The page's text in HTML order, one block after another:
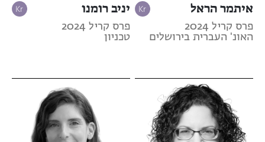
איתמר הראל
פרס קריל 2024
האונ' העברית בירושלים
יניב רומנו
פרס קריל 2024
טכניון